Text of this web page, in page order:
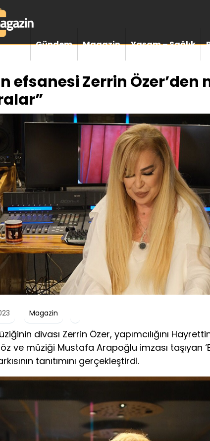
Gündem Magazin Yaşam – Sağlık
efsanesi Zerrin
Magazin
divası Zerrin Özer, yapımcılığını
ve müziği Mustafa Arapoğlu imzası taşıyan
tanıtımını gerçekleştirdi.